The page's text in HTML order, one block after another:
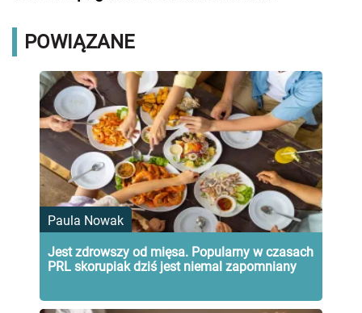
POWIĄZANE
Paula Nowak
Jest zdrowszy od mięsa. Popularny w czasach
PRL skorupiak dziś jest niemal zapomniany